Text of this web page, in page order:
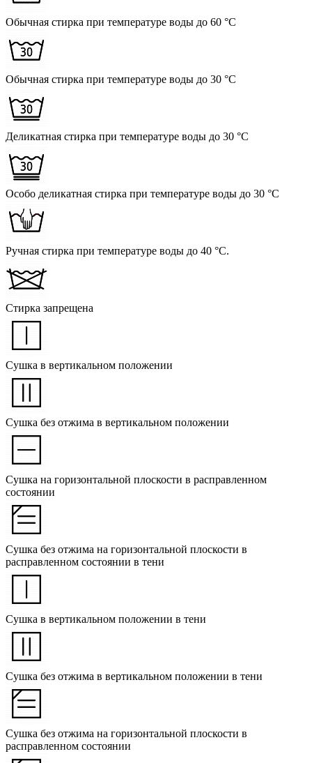
Обычная стирка при температуре воды до 60 °C
Обычная стирка при температуре воды до 30 °C
Деликатная стирка при температуре воды до 30 °C
Особо деликатная стирка при температуре воды до 30 °C
Ручная стирка при температуре воды до 40 °C.
Стирка запрещена
Сушка в вертикальном положении
Сушка без отжима в вертикальном положении
Сушка на горизонтальной плоскости в расправленном
состоянии
Сушка без отжима на горизонтальной плоскости в
расправленном состоянии в тени
Сушка в вертикальном положении в тени
Сушка без отжима в вертикальном положении в тени
Сушка без отжима на горизонтальной плоскости в
расправленном состоянии